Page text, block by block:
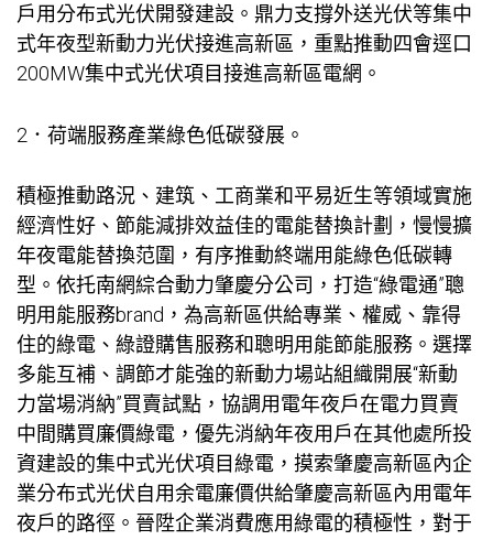
戶用分布式光伏開發建設。鼎力支撐外送光伏等集中
式年夜型新動力光伏接進高新區，重點推動四會逕口
200MW集中式光伏項目接進高新區電網。
2．荷端服務產業綠色低碳發展。
積極推動路況、建筑、工商業和平易近生等領域實施
經濟性好、節能減排效益佳的電能替換計劃，慢慢擴
年夜電能替換范圍，有序推動終端用能綠色低碳轉
型。依托南網綜合動力肇慶分公司，打造“綠電通”聰
明用能服務brand，為高新區供給專業、權威、靠得
住的綠電、綠證購售服務和聰明用能節能服務。選擇
多能互補、調節才能強的新動力場站組織開展“新動
力當場消納”買賣試點，協調用電年夜戶在電力買賣
中間購買廉價綠電，優先消納年夜用戶在其他處所投
資建設的集中式光伏項目綠電，摸索肇慶高新區內企
業分布式光伏自用余電廉價供給肇慶高新區內用電年
夜戶的路徑。晉陞企業消費應用綠電的積極性，對于